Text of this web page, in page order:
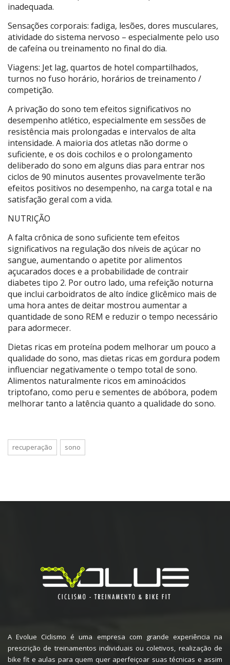
inadequada.
Sensações corporais: fadiga, lesões, dores musculares,
atividade do sistema nervoso – especialmente pelo uso
de cafeína ou treinamento no final do dia.
Viagens: Jet lag, quartos de hotel compartilhados,
turnos no fuso horário, horários de treinamento /
competição.
A privação do sono tem efeitos significativos no
desempenho atlético, especialmente em sessões de
resistência mais prolongadas e intervalos de alta
intensidade. A maioria dos atletas não dorme o
suficiente, e os dois cochilos e o prolongamento
deliberado do sono em alguns dias para entrar nos
ciclos de 90 minutos ausentes provavelmente terão
efeitos positivos no desempenho, na carga total e na
satisfação geral com a vida.
NUTRIÇÃO
A falta crônica de sono suficiente tem efeitos
significativos na regulação dos níveis de açúcar no
sangue, aumentando o apetite por alimentos
açucarados doces e a probabilidade de contrair
diabetes tipo 2. Por outro lado, uma refeição noturna
que inclui carboidratos de alto índice glicêmico mais de
uma hora antes de deitar mostrou aumentar a
quantidade de sono REM e reduzir o tempo necessário
para adormecer.
Dietas ricas em proteína podem melhorar um pouco a
qualidade do sono, mas dietas ricas em gordura podem
influenciar negativamente o tempo total de sono.
Alimentos naturalmente ricos em aminoácidos
triptofano, como peru e sementes de abóbora, podem
melhorar tanto a latência quanto a qualidade do sono.
recuperação sono
A Evolue Ciclismo é uma empresa com grande experiência na
prescrição de treinamentos individuais ou coletivos, realização de
bike fit e aulas para quem quer aperfeiçoar suas técnicas e assim